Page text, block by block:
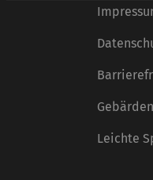
Leichte